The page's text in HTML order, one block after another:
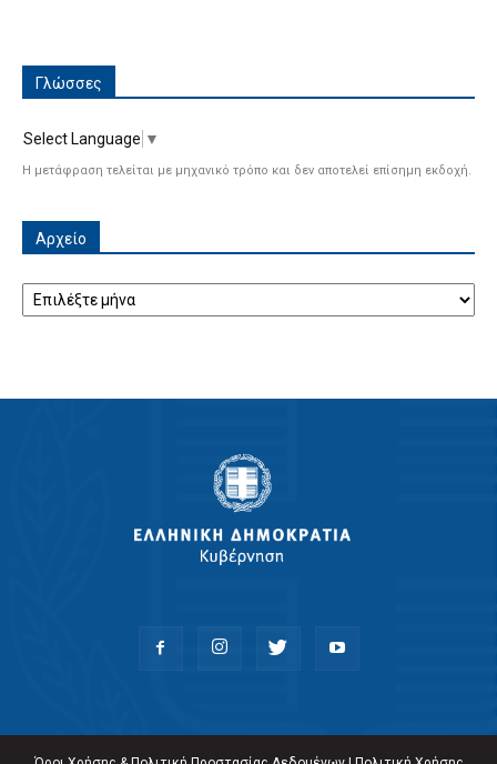
Γλώσσες
Select Language ▼
Η μετάφραση τελείται με μηχανικό τρόπο και δεν αποτελεί επίσημη εκδοχή.
Αρχείο
Αρχείο